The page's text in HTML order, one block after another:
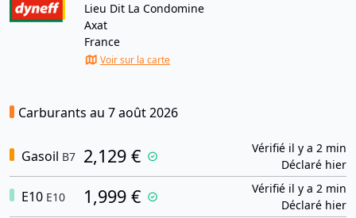
Lieu Dit La Condomine
Axat
France
Voir sur la carte
Carburants au 7 août 2026
Gasoil B7 2,129 €
Vérifié il y a 2 min
Déclaré hier
E10 E10 1,999 €
Vérifié il y a 2 min
Déclaré hier